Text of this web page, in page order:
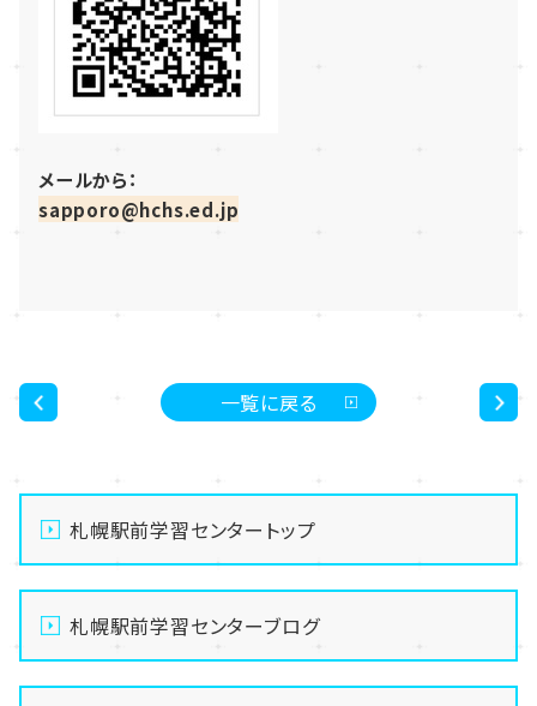
メールから：
sapporo@hchs.ed.jp
一覧に戻る
札幌駅前学習センタートップ
札幌駅前学習センターブログ